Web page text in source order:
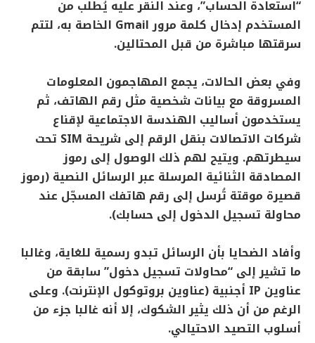
“استعادة الحساب”، وعند النقر عليه يُطلب من
المستخدم إدخال كلمة مرور Gmail الخاصة به، لتتم
سرقتها مباشرة من قبل المحتالين.
وفي بعض الحالات، يجمع المهاجمون المعلومات
المسروقة مع بيانات شخصية مثل رقم الهاتف، ثم
يستخدمون أساليب الهندسة الاجتماعية لإقناع
شركات الاتصالات بنقل الرقم إلى شريحة SIM تحت
سيطرتهم. ويتيح لهم ذلك الوصول إلى رموز
المصادقة الثنائية المرسلة عبر الرسائل النصية (رموز
قصيرة موقتة تُرسل إلى رقم هاتفك المسجّل عند
محاولة تسجيل الدخول إلى حسابك).
وأفاد الضحايا بأن الرسائل تبدو رسمية للغاية، وغالبا
ما تشير إلى “محاولات تسجيل دخول” سابقة من
عناوين IP أجنبية (عناوين بروتوكول الإنترنت). وعلى
الرغم من أن ذلك يثير الشكوك، إلا أنه غالبا جزء من
أسلوب التصيد الاحتيالي.